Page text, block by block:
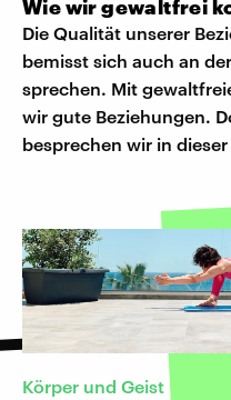
Wie wir gewaltfrei
Die Qualität unserer
bemisst sich auch an
sprechen. Mit
wir gute Beziehungen.
besprechen wir in
Körper und Geist